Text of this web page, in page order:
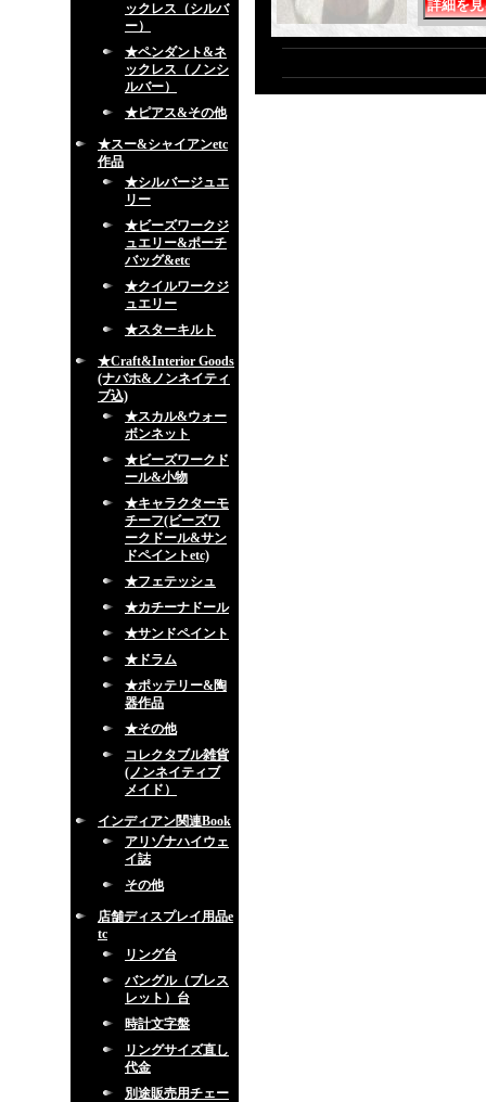
ックレス（シルバ
ー）
★ペンダント&ネ
ックレス（ノンシ
ルバー）
★ピアス&その他
★スー&シャイアンetc
作品
★シルバージュエ
リー
★ビーズワークジ
ュエリー&ポーチ
バッグ&etc
★クイルワークジ
ュエリー
★スターキルト
★Craft&Interior Goods
(ナバホ&ノンネイティ
ブ込)
★スカル&ウォー
ボンネット
★ビーズワークド
ール&小物
★キャラクターモ
チーフ(ビーズワ
ークドール&サン
ドペイントetc)
★フェテッシュ
★カチーナドール
★サンドペイント
★ドラム
★ポッテリー&陶
器作品
★その他
コレクタブル雑貨
(ノンネイティブ
メイド）
インディアン関連Book
アリゾナハイウェ
イ誌
その他
店舗ディスプレイ用品e
tc
リング台
バングル（ブレス
レット）台
時計文字盤
リングサイズ直し
代金
別途販売用チェー